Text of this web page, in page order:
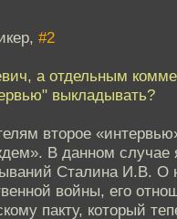
#2
а отдельным
выкладывать?
второе
В данном случае
Сталина И.В. О
войны, его
пакту, который